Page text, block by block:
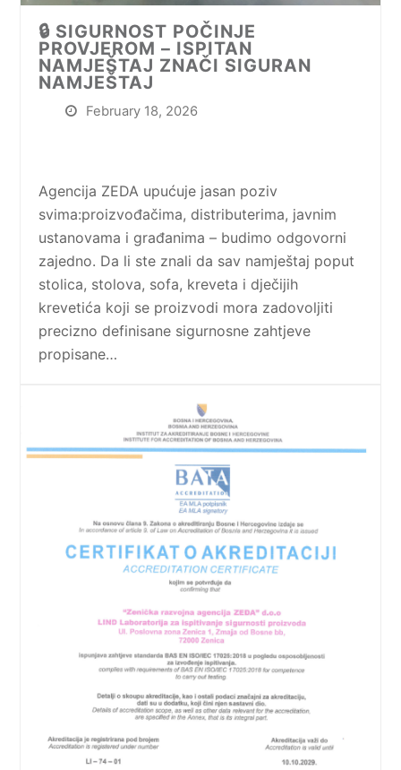
🔒 SIGURNOST POČINJE
PROVJEROM – ISPITAN
NAMJEŠTAJ ZNAČI SIGURAN
NAMJEŠTAJ
February 18, 2026
Agencija ZEDA upućuje jasan poziv
svima:proizvođačima, distributerima, javnim
ustanovama i građanima – budimo odgovorni
zajedno. Da li ste znali da sav namještaj poput
stolica, stolova, sofa, kreveta i dječijih
krevetića koji se proizvodi mora zadovoljiti
precizno definisane sigurnosne zahtjeve
propisane…